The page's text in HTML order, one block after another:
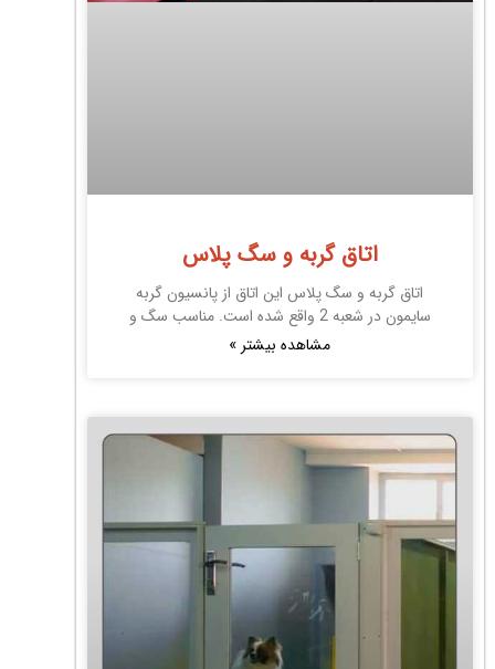
اتاق گربه و سگ پلاس
اتاق گربه و سگ پلاس این اتاق از پانسیون گربه
سایمون در شعبه 2 واقع شده است. مناسب سگ و
مشاهده بیشتر »